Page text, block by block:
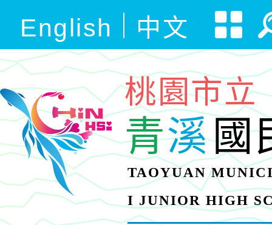
English 中文
桃園市立
青溪國
TAOYUAN
I JUNIOR HIGH